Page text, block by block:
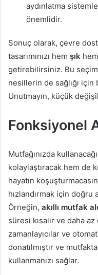
aydınlatma
önemlidir.
Sonuç olarak, çevre
tasarımınızı hem şık
getirebilirsiniz. Bu
nesillerin de sağlığı için
Unutmayın, küçük
Fonksiyonel
Mutfağınızda
kolaylaştıracak hem de
hayatın
hızlandırmak için
Örneğin, akıllı mutfak
süresi kısalır ve daha
zamanlayıcılar ve
donatılmıştır ve
kullanmanızı sağlar.